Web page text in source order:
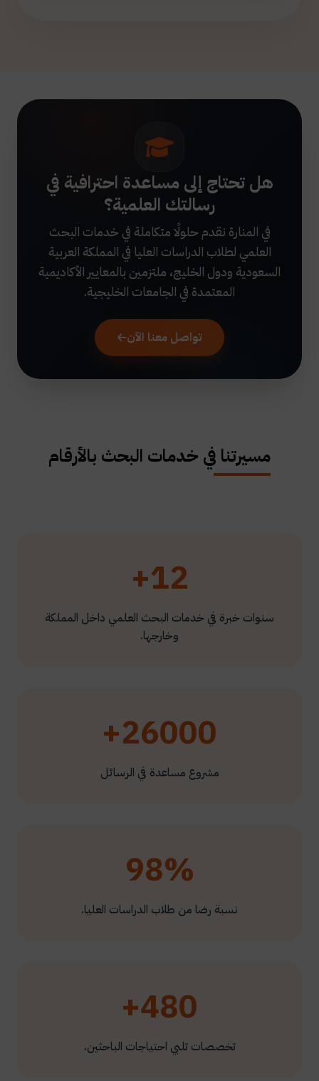
هل تحتاج إلى مساعدة احترافية في
رسالتك العلمية؟
في المنارة نقدم حلولًا متكاملة في خدمات البحث
العلمي لطلاب الدراسات العليا في المملكة العربية
السعودية ودول الخليج، ملتزمين بالمعايير الأكاديمية
المعتمدة في الجامعات الخليجية.
تواصل معنا الآن
مسيرتنا في خدمات البحث بالأرقام
12+
سنوات خبرة في خدمات البحث العلمي داخل المملكة
وخارجها.
26000+
مشروع مساعدة في الرسائل
98%
نسبة رضا من طلاب الدراسات العليا.
480+
تخصصات تلبي احتياجات الباحثين.